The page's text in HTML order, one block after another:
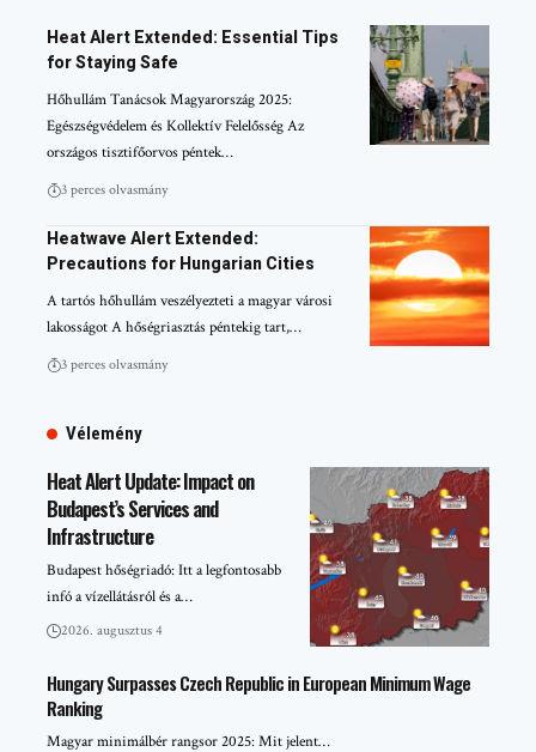
Heat Alert Extended: Essential Tips
for Staying Safe
Hőhullám Tanácsok Magyarország 2025:
Egészségvédelem és Kollektív Felelősség Az
országos tisztifőorvos péntek…
3 perces olvasmány
Heatwave Alert Extended:
Precautions for Hungarian Cities
A tartós hőhullám veszélyezteti a magyar városi
lakosságot A hőségriasztás péntekig tart,…
3 perces olvasmány
Vélemény
Heat Alert Update: Impact on
Budapest’s Services and
Infrastructure
Budapest hőségriadó: Itt a legfontosabb
infó a vízellátásról és a…
2026. augusztus 4
Hungary Surpasses Czech Republic in European Minimum Wage
Ranking
Magyar minimálbér rangsor 2025: Mit jelent…